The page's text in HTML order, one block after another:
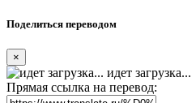
Поделиться переводом
×
идет загрузка...
Прямая ссылка на перевод: